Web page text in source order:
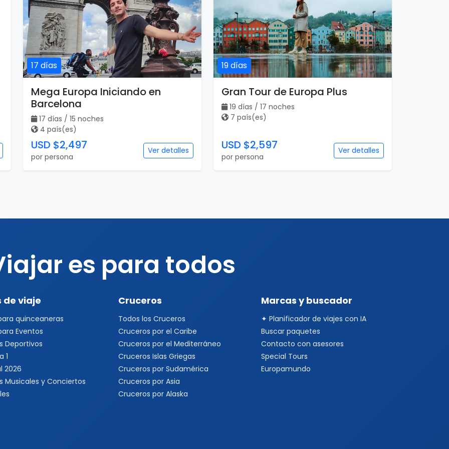
17 días
Mega Europa Iniciando en
Barcelona
17 días / 15 noches
4 país(es)
USD $2,497
por persona
Ver detalles
19 días
Gran Tour de Europa Plus
19 días / 17 noches
7 país(es)
USD $2,597
por persona
Ver detalles
es para todos
de viaje
quinceaneras
Eventos
Deportivos
1
2026
Musicales y Conciertos
Cruceros
Todos los Cruceros
Cruceros por el Caribe
Cruceros por el Mediterráneo
Cruceros Islas Griegas
Cruceros por Sudamérica
Cruceros por Asia
Cruceros por Alaska
Marcas y buscador
✦ Planificador de viajes con IA
Buscar paquetes
Contacto con asesores
Special Tours
Europamundo